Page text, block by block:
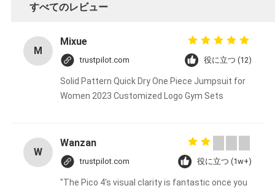
すべてのレビュー
M
Mixue
trustpilot.com 役に立つ (12)
Solid Pattern Quick Dry One Piece Jumpsuit for
Women 2023 Customized Logo Gym Sets
W
Wanzan
trustpilot.com 役に立つ (1w+)
"The Pico 4's visual clarity is fantastic once you